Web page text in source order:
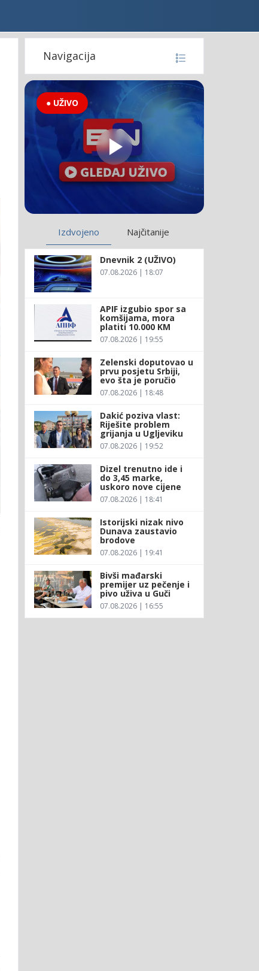
Navigacija
● UŽIVO
Izdvojeno Najčitanije
Dnevnik 2 (UŽIVO)
07.08.2026 | 18:07
APIF izgubio spor sa
komšijama, mora
platiti 10.000 KM
07.08.2026 | 19:55
Zelenski doputovao u
prvu posjetu Srbiji,
evo šta je poručio
07.08.2026 | 18:48
Dakić poziva vlast:
Riješite problem
grijanja u Ugljeviku
07.08.2026 | 19:52
Dizel trenutno ide i
do 3,45 marke,
uskoro nove cijene
07.08.2026 | 18:41
Istorijski nizak nivo
Dunava zaustavio
brodove
07.08.2026 | 19:41
Bivši mađarski
premijer uz pečenje i
pivo uživa u Guči
07.08.2026 | 16:55